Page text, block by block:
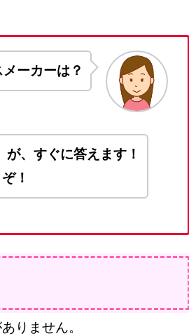
ーカーは？
が、すぐに答えます！
！
りません。